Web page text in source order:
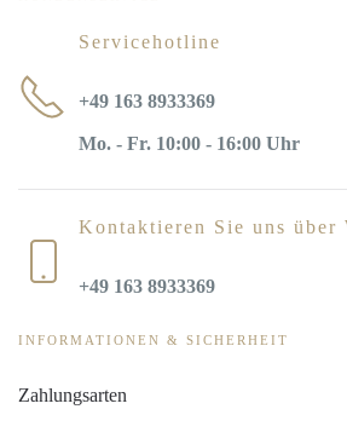
Servicehotline
+49 163 8933369
Mo. - Fr. 10:00 - 16:00 Uhr
Kontaktieren Sie uns über
+49 163 8933369
INFORMATIONEN & SICHERHEIT
Zahlungsarten